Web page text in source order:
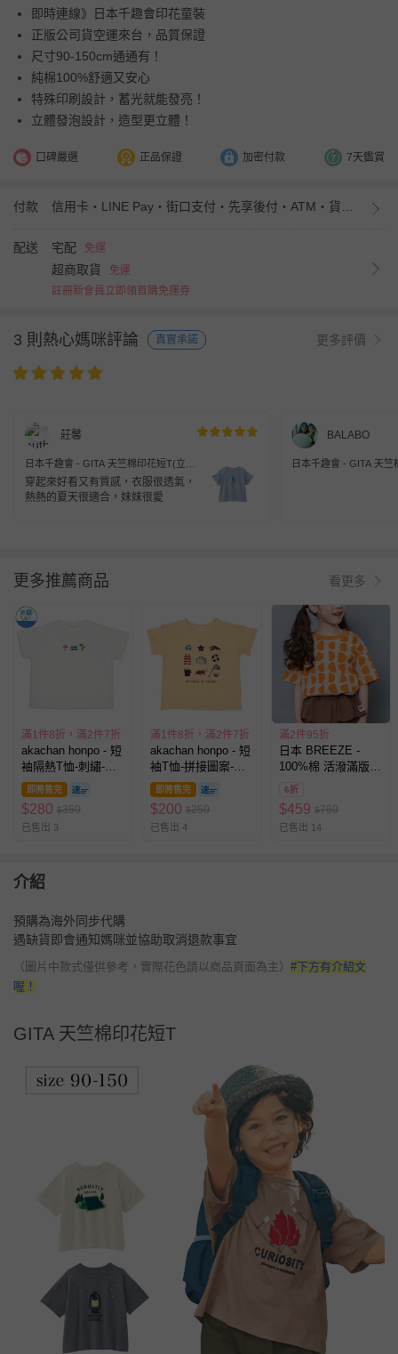
即時連線》日本千趣會印花童裝
正版公司貨空運來台，品質保證
尺寸90-150cm通通有！
純棉100%舒適又安心
特殊印刷設計，蓄光就能發亮！
立體發泡設計，造型更立體！
口碑嚴選 正品保證 加密付款 7天鑑賞
付款
配送 宅配 免運
超商取貨
免運
註冊新會員立即領首購免運券
3 則熱心媽咪評論 真實承諾 更多評價
莊馨
日本千趣會 - GITA 天竺棉印花短T(立體
拼接)-冰淇淋花球-灰藍
穿起來好看又有質感，衣服很透氣，
熱熱的夏天很適合，妹妹很愛
BALABO
日本千趣會 - GITA 天
更多推薦商品 看更多
滿1件8折，滿2件7折
akachan honpo - 短
袖隔熱T恤-刺繡-米
白色
即將售完
$280 $350
已售出 3
滿1件8折，滿2件7折
akachan honpo - 短
袖T恤-拼接圖案-橘
色
即將售完
$200 $250
已售出 4
滿2件95折
日本 BREEZE -
100%棉 活潑滿版短
袖上衣-半圓-橘
6折
$459 $760
已售出 14
介紹
預購為海外同步代購
遇缺貨即會通知媽咪並協助取消退款事宜
（圖片中款式僅供參考，實際花色請以商品頁面為主） #下方有介紹文
喔！
GITA 天竺棉印花短T